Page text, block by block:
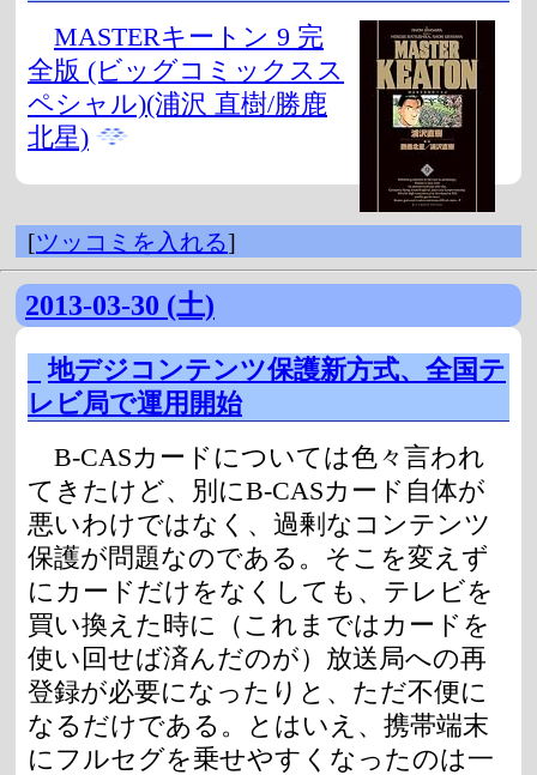
MASTERキートン 9 完
全版 (ビッグコミックスス
ペシャル)(浦沢 直樹/勝鹿
北星)
[ツッコミを入れる]
2013-03-30 (土)
地デジコンテンツ保護新方式、全国テ
レビ局で運用開始
B-CASカードについては色々言われ
てきたけど、別にB-CASカード自体が
悪いわけではなく、過剰なコンテンツ
保護が問題なのである。そこを変えず
にカードだけをなくしても、テレビを
買い換えた時に（これまではカードを
使い回せば済んだのが）放送局への再
登録が必要になったりと、ただ不便に
なるだけである。とはいえ、携帯端末
にフルセグを乗せやすくなったのは一